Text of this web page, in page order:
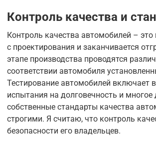
Контроль качества и
Контроль качества автомобилей –
с проектирования и заканчивается
этапе производства проводятся
соответствии автомобиля
Тестирование автомобилей включает
испытания на долговечность и
собственные стандарты качества
строгими. Я считаю, что контроль
безопасности его владельцев.